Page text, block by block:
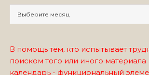
В помощь тем, кто испытывает
поиском того или иного материала
календарь - функциональный